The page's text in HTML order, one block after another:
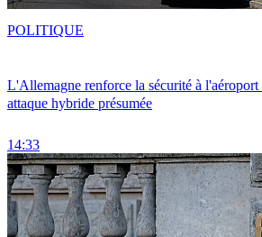
L'Allemagne renforce la sécurité à
attaque hybride présumée
14:33
POLITIQUE